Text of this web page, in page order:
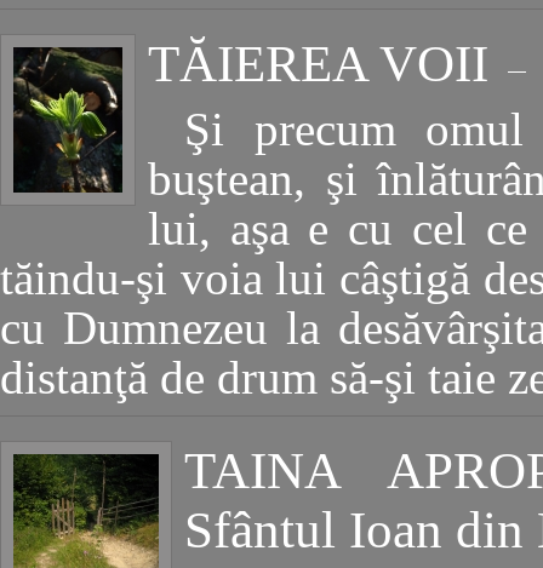
TĂIEREA VOII
Şi precum
buştean, şi
lui, aşa e cu cel
tăindu-şi voia lui câştigă
cu Dumnezeu la
distanţă de drum să-şi taie
TAINA
Sfântul Ioan din